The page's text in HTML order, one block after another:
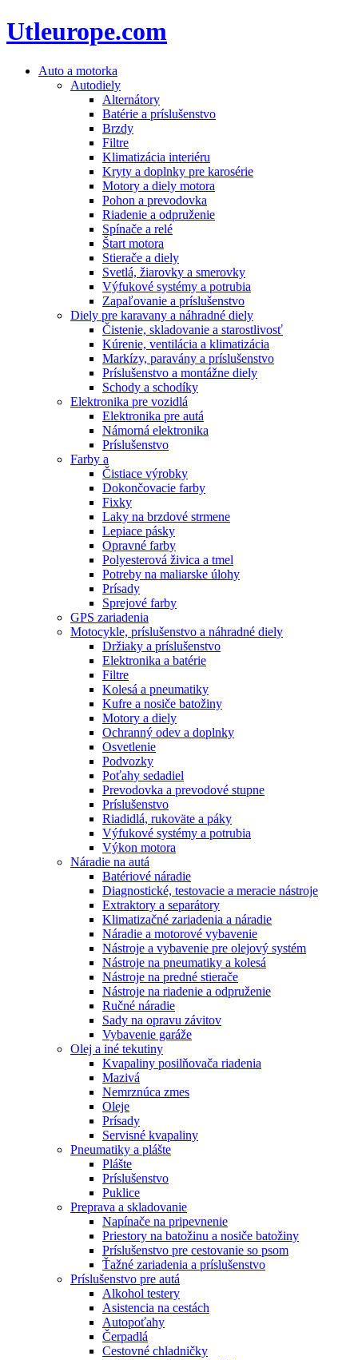
Utleurope.com
Auto a motorka
Autodiely
Alternátory
Batérie a príslušenstvo
Brzdy
Filtre
Klimatizácia interiéru
Kryty a doplnky pre karosérie
Motory a diely motora
Pohon a prevodovka
Riadenie a odpruženie
Spínače a relé
Štart motora
Stierače a diely
Svetlá, žiarovky a smerovky
Výfukové systémy a potrubia
Zapaľovanie a príslušenstvo
Diely pre karavany a náhradné diely
Čistenie, skladovanie a starostlivosť
Kúrenie, ventilácia a klimatizácia
Markízy, paravány a príslušenstvo
Príslušenstvo a montážne diely
Schody a schodíky
Elektronika pre vozidlá
Elektronika pre autá
Námorná elektronika
Príslušenstvo
Farby a
Čistiace výrobky
Dokončovacie farby
Fixky
Laky na brzdové strmene
Lepiace pásky
Opravné farby
Polyesterová živica a tmel
Potreby na maliarske úlohy
Prísady
Sprejové farby
GPS zariadenia
Motocykle, príslušenstvo a náhradné diely
Držiaky a príslušenstvo
Elektronika a batérie
Filtre
Kolesá a pneumatiky
Kufre a nosiče batožiny
Motory a diely
Ochranný odev a doplnky
Osvetlenie
Podvozky
Poťahy sedadiel
Prevodovka a prevodové stupne
Príslušenstvo
Riadidlá, rukoväte a páky
Výfukové systémy a potrubia
Výkon motora
Náradie na autá
Batériové náradie
Diagnostické, testovacie a meracie nástroje
Extraktory a separátory
Klimatizačné zariadenia a náradie
Náradie a motorové vybavenie
Nástroje a vybavenie pre olejový systém
Nástroje na pneumatiky a kolesá
Nástroje na predné stierače
Nástroje na riadenie a odpruženie
Ručné náradie
Sady na opravu závitov
Vybavenie garáže
Olej a iné tekutiny
Kvapaliny posilňovača riadenia
Mazivá
Nemrznúca zmes
Oleje
Prísady
Servisné kvapaliny
Pneumatiky a plášte
Plášte
Príslušenstvo
Puklice
Preprava a skladovanie
Napínače na pripevnenie
Priestory na batožinu a nosiče batožiny
Príslušenstvo pre cestovanie so psom
Ťažné zariadenia a príslušenstvo
Príslušenstvo pre autá
Alkohol testery
Asistencia na cestách
Autopoťahy
Čerpadlá
Cestovné chladničky